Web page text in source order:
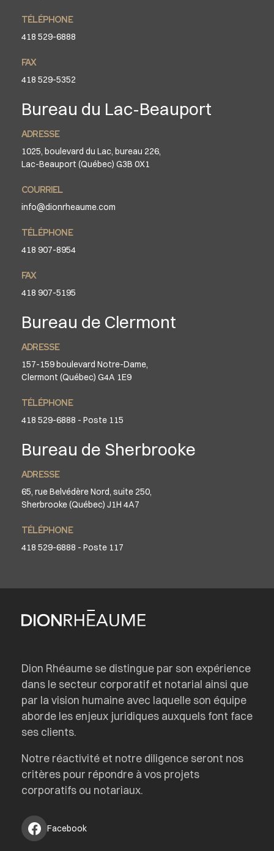
TÉLÉPHONE
418 529-6888
FAX
418 529-5352
Bureau du Lac-Beauport
ADRESSE
1025, boulevard du Lac, bureau 226,
Lac-Beauport (Québec) G3B 0X1
COURRIEL
info@dionrheaume.com
TÉLÉPHONE
418 907-8954
FAX
418 907-5195
Bureau de Clermont
ADRESSE
157-159 boulevard Notre-Dame,
Clermont (Québec) G4A 1E9
TÉLÉPHONE
418 529-6888 - Poste 115
Bureau de Sherbrooke
ADRESSE
65, rue Belvédère Nord, suite 250,
Sherbrooke (Québec) J1H 4A7
TÉLÉPHONE
418 529-6888 - Poste 117
Dion Rhéaume se distingue par son expérience
dans le secteur corporatif et notarial ainsi que
par la vision humaine avec laquelle son équipe
aborde les enjeux juridiques auxquels font face
ses clients.
Notre réactivité et notre diligence seront nos
critères pour répondre à vos projets
corporatifs ou notariaux.
Facebook